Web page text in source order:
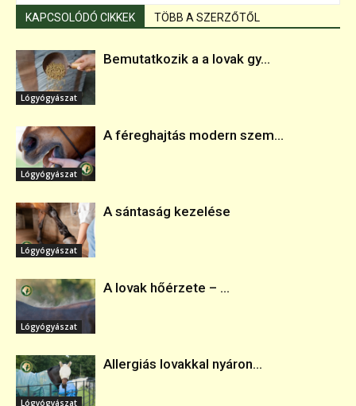
KAPCSOLÓDÓ CIKKEK TÖBB A SZERZŐTŐL
Lógyógyászat
Bemutatkozik a a lovak gy...
Lógyógyászat
A féreghajtás modern szem...
Lógyógyászat
A sántaság kezelése
Lógyógyászat
A lovak hőérzete – ...
Lógyógyászat
Allergiás lovakkal nyáron...